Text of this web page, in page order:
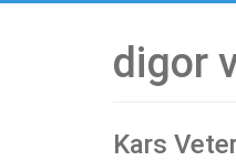
digor
Kars